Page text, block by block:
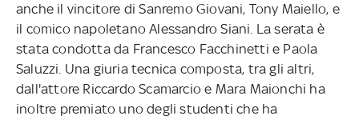
anche il vincitore di Sanremo Giovani, Tony Maiello, e
il comico napoletano Alessandro Siani. La serata è
stata condotta da Francesco Facchinetti e Paola
Saluzzi. Una giuria tecnica composta, tra gli altri,
dall'attore Riccardo Scamarcio e Mara Maionchi ha
inoltre premiato uno degli studenti che ha